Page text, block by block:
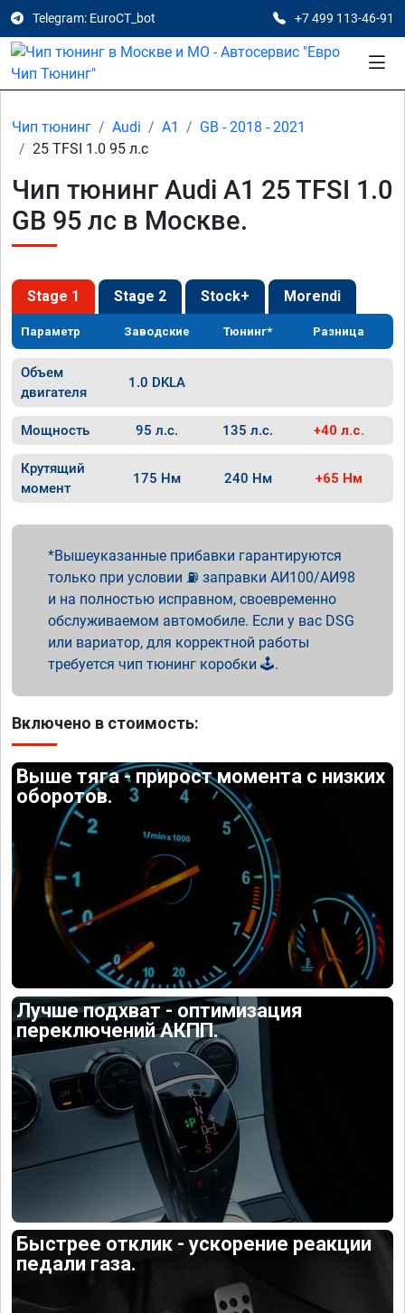
Telegram: EuroCT_bot +7 499 113-46-91
Чип тюнинг Audi A1
GB - 2018 - 2021
25 TFSI 1.0 95 л.с
Чип тюнинг Audi A1 25 TFSI 1.0
GB 95 лс в Москве.
Stage 1 Stage 2 Stock+ Morendi
Параметр Заводские Тюнинг* Разница
Объем
двигателя
1.0 DKLA
Мощность 95 л.с. 135 л.с. +40 л.с.
Крутящий
момент
175 Нм 240 Нм +65 Нм
Вышеуказанные прибавки гарантируются
только при условии ⛽ заправки АИ100/АИ98
и на полностью исправном, своевременно
обслуживаемом автомобиле. Если у вас DSG
или вариатор, для корректной работы
требуется чип тюнинг коробки 🕹️.
Включено в стоимость:
Выше тяга - прирост момента с низких
оборотов.
Лучше подхват - оптимизация
переключений АКПП.
Быстрее отклик - ускорение реакции
педали газа.